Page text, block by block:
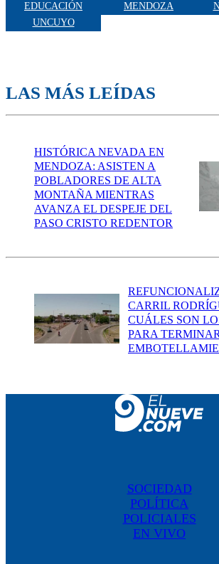
EDUCACIÓN MENDOZA
UNCUYO
LAS MÁS LEÍDAS
HISTÓRICA NEVADA EN
MENDOZA: ASISTEN A
POBLADORES DE ALTA
MONTAÑA MIENTRAS
AVANZA EL DESPEJE DEL
PASO CRISTO REDENTOR
CARRIL
CUÁLES SON
PARA
SOCIEDAD
POLÍTICA
POLICIALES
EN VIVO